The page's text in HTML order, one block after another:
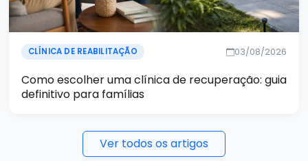
CLÍNICA DE REABILITAÇÃO 03/08/2026
Como escolher uma clínica de recuperação: guia
definitivo para famílias
Ver todos os artigos